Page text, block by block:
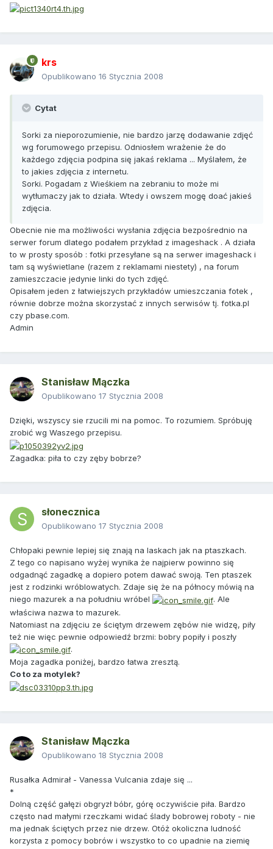
krs
Opublikowano 16 Stycznia 2008
Cytat
Sorki za nieporozumienie, nie bardzo jarzę dodawanie zdjęć
wg forumowego przepisu. Odniosłem wrażenie że do
każdego zdjęcia podpina się jakaś reklama ... Myślałem, że
to jakies zdjęcia z internetu.
Sorki. Pogadam z Wieśkiem na zebraniu to może mi
wytłumaczy jak to działa. Wtedy i owszem mogę doać jakieś
zdjęcia.
Obecnie nie ma możliwości wysłania zdjęcia bezpośrednio na
serwer forum dlatego podałem przykład z imageshack . A działa
to w prosty sposób : fotki przesyłane są na serwer imageshack i
tam są wyświetlane (razem z reklamami niestety) , na forum
zamieszczacie jedynie linki do tych zdjęć.
Opisałem jeden z łatwiejszych przykładów umieszczania fotek ,
równie dobrze można skorzystać z innych serwisów tj. fotka.pl
czy pbase.com.
Admin
Stanisław Mączka
Opublikowano 17 Stycznia 2008
Dzięki, wszyscy sie rzucili mi na pomoc. To rozumiem. Spróbuję
zrobić wg Waszego przepisu.
Zagadka: piła to czy zęby bobrze?
słonecznica
Opublikowano 17 Stycznia 2008
Chłopaki pewnie lepiej się znają na laskach jak na ptaszkach.
Z tego co napisano wyżej wynika że najpierw powinno się
odgadnąć zagadkę a dopiero potem dawać swoją. Ten ptaszek
jest z rodzinki wróblowatych. Zdaje się że na północy mówią na
niego mazurek a na południu wróbel
. Ale
właściwa nazwa to mazurek.
Natomiast na zdjęciu ze ściętym drzewem zębów nie widzę, piły
też nie więc pewnie odpowiedź brzmi: bobry popiły i poszły
.
Moja zagadka poniżej, bardzo łatwa zresztą.
Co to za motylek?
Stanisław Mączka
Opublikowano 18 Stycznia 2008
Rusałka Admirał - Vanessa Vulcania zdaje się ...
*
Dolną część gałęzi obgryzł bóbr, górę oczywiście piła. Bardzo
często nad małymi rzeczkami widać ślady bobrowej roboty - nie
ma jednak ściętych przez nie drzew. Otóż okoliczna ludność
korzysta z pomocy bobrów i wszystko to co upadnie na ziemię